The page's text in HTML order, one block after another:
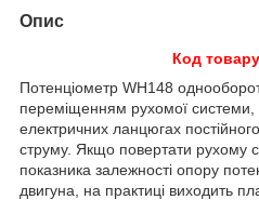
Опис
Код
Потенціометр WH148
переміщенням рухомої
електричних ланцюгах
струму. Якщо повертати рухому
показника залежності опору
двигуна, на практиці виходить